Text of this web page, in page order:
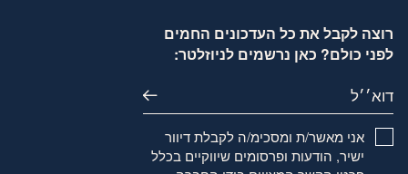
רוצה לקבל את כל העדכונים החמים
לפני כולם? כאן נרשמים לניוזלטר:
דוא׳׳ל
אני מאשר/ת ומסכימ/ה לקבלת דיוור
ישיר, הודעות ופרסומים שיווקיים בכלל